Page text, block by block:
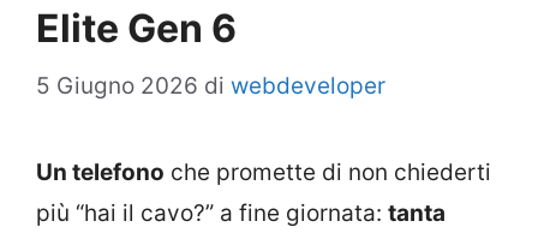
Elite Gen 6
5 Giugno 2026 di webdeveloper
Un telefono che promette di non chiederti
più “hai il cavo?” a fine giornata: tanta